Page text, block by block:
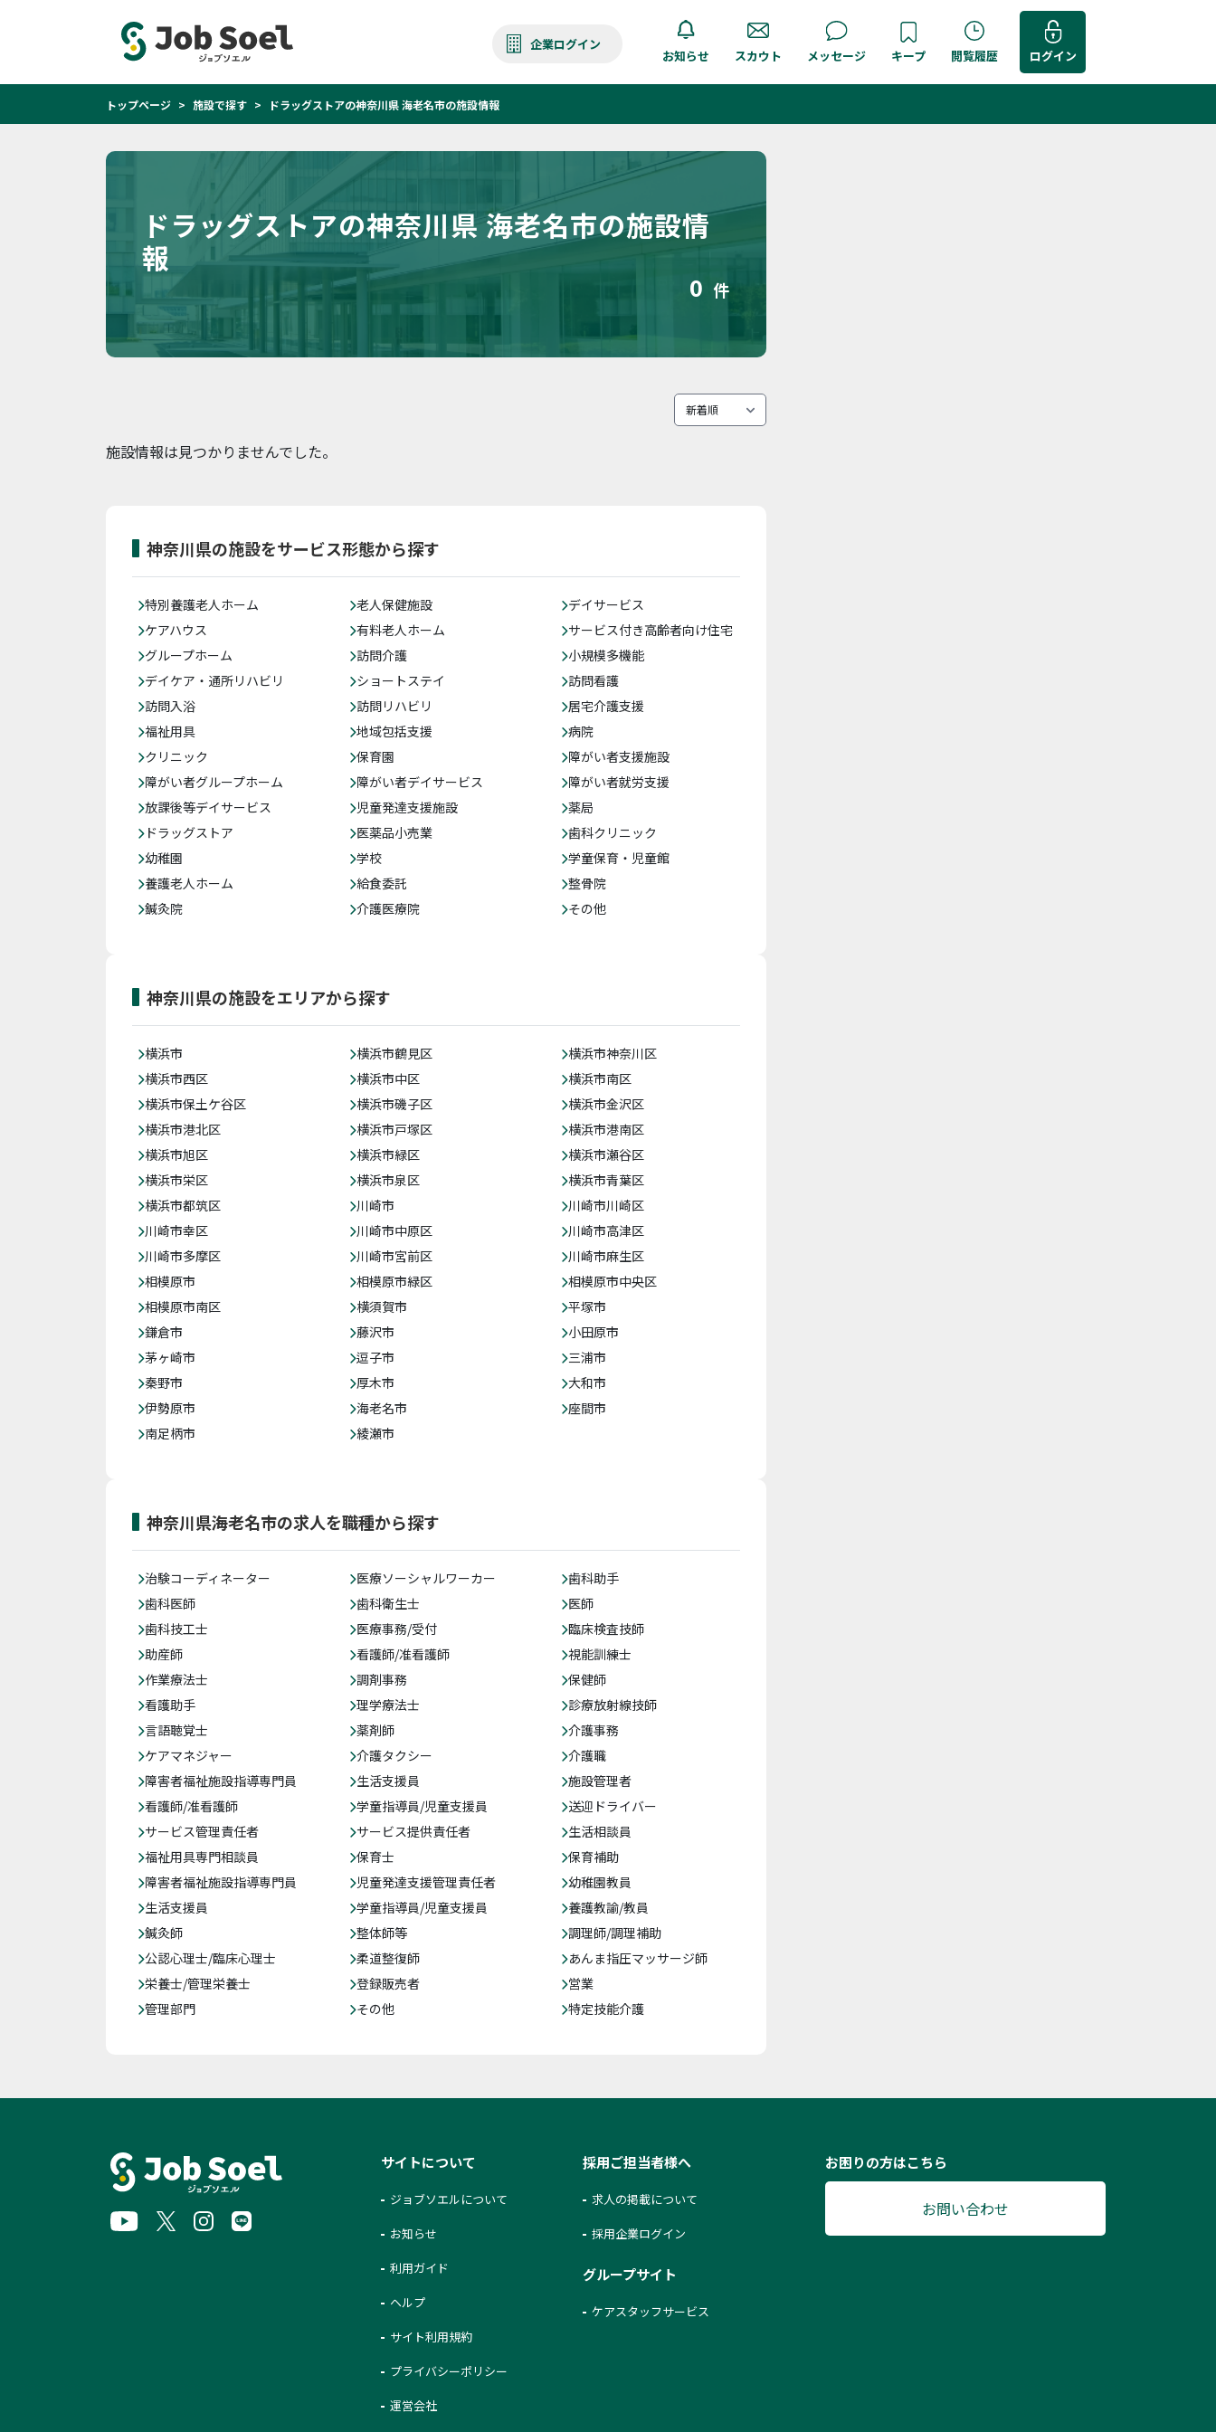
企業ログイン
お知らせ スカウト メッセージ キープ 閲覧履歴 ログイン
トップページ 施設で探す ドラッグストアの神奈川県 海老名市の施設情報
ドラッグストアの神奈川県 海老名市の施設情
報
0 件
施設情報は見つかりませんでした。
神奈川県の施設をサービス形態から探す
特別養護老人ホーム 老人保健施設
デイサービス
ケアハウス
有料老人ホーム
サービス付き高齢者向け住宅
グループホーム
訪問介護
小規模多機能
デイケア・通所リハビリ
ショートステイ
訪問看護
訪問入浴
訪問リハビリ
居宅介護支援
福祉用具
地域包括支援
病院
クリニック
保育園
障がい者支援施設
障がい者グループホーム
障がい者デイサービス
障がい者就労支援
放課後等デイサービス
児童発達支援施設
薬局
ドラッグストア
医薬品小売業
歯科クリニック
幼稚園
学校
学童保育・児童館
養護老人ホーム
給食委託
整骨院
鍼灸院
介護医療院 その他
神奈川県の施設をエリアから探す
横浜市 横浜市鶴見区
横浜市神奈川区
横浜市西区
横浜市中区
横浜市南区
横浜市保土ケ谷区
横浜市磯子区
横浜市金沢区
横浜市港北区
横浜市戸塚区
横浜市港南区
横浜市旭区
横浜市緑区
横浜市瀬谷区
横浜市栄区
横浜市泉区
横浜市青葉区
横浜市都筑区
川崎市
川崎市川崎区
川崎市幸区
川崎市中原区
川崎市高津区
川崎市多摩区
川崎市宮前区
川崎市麻生区
相模原市
相模原市緑区
相模原市中央区
相模原市南区
横須賀市
平塚市
鎌倉市
藤沢市
小田原市
茅ヶ崎市
逗子市
三浦市
秦野市
厚木市
大和市
伊勢原市
海老名市
座間市
南足柄市
綾瀬市
神奈川県海老名市の求人を職種から探す
治験コーディネーター 医療ソーシャルワーカー
歯科助手
歯科医師
歯科衛生士
医師
歯科技工士
医療事務/受付
臨床検査技師
助産師
看護師/准看護師
視能訓練士
作業療法士
調剤事務
保健師
看護助手
理学療法士
診療放射線技師
言語聴覚士
薬剤師
介護事務
ケアマネジャー
介護タクシー
介護職
障害者福祉施設指導専門員
生活支援員
施設管理者
看護師/准看護師
学童指導員/児童支援員
送迎ドライバー
サービス管理責任者
サービス提供責任者
生活相談員
福祉用具専門相談員
保育士
保育補助
障害者福祉施設指導専門員
児童発達支援管理責任者
幼稚園教員
生活支援員
学童指導員/児童支援員
養護教諭/教員
鍼灸師
整体師等
調理師/調理補助
公認心理士/臨床心理士
柔道整復師
あんま指圧マッサージ師
栄養士/管理栄養士
登録販売者
営業
管理部門
その他 特定技能介護
サイトについて
ジョブソエルについて
お知らせ
利用ガイド
ヘルプ
サイト利用規約
プライバシーポリシー
運営会社
採用ご担当者様へ
求人の掲載について
採用企業ログイン
グループサイト
ケアスタッフサービス
お困りの方はこちら
お問い合わせ